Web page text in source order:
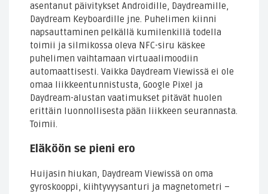
asentanut päivitykset Androidille, Daydreamille,
Daydream Keyboardille jne. Puhelimen kiinni
napsauttaminen pelkällä kumilenkillä todella
toimii ja silmikossa oleva NFC-siru käskee
puhelimen vaihtamaan virtuaalimoodiin
automaattisesti. Vaikka Daydream Viewissä ei ole
omaa liikkeentunnistusta, Google Pixel ja
Daydream-alustan vaatimukset pitävät huolen
erittäin luonnollisesta pään liikkeen seurannasta.
Toimii.
Eläköön se pieni ero
Huijasin hiukan, Daydream Viewissä on oma
gyroskooppi, kiihtyvyysanturi ja magnetometri –